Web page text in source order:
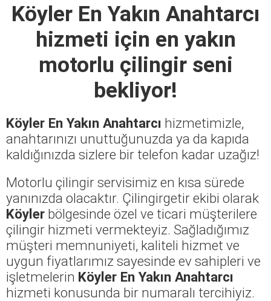
Köyler En Yakın Anahtarcı
hizmeti için en yakın
motorlu çilingir seni
bekliyor!
Köyler En Yakın Anahtarcı hizmetimizle,
anahtarınızı unuttuğunuzda ya da kapıda
kaldığınızda sizlere bir telefon kadar uzağız!
Motorlu çilingir servisimiz en kısa sürede
yanınızda olacaktır. Çilingirgetir ekibi olarak
Köyler bölgesinde özel ve ticari müşterilere
çilingir hizmeti vermekteyiz. Sağladığımız
müşteri memnuniyeti, kaliteli hizmet ve
uygun fiyatlarımız sayesinde ev sahipleri ve
işletmelerin Köyler En Yakın Anahtarcı
hizmeti konusunda bir numaralı tercihiyiz.